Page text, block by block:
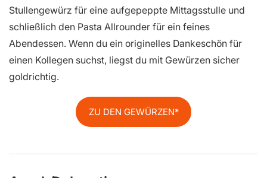
Stullengewürz für eine aufgepeppte Mittagsstulle und
schließlich den Pasta Allrounder für ein feines
Abendessen. Wenn du ein originelles Dankeschön für
einen Kollegen suchst, liegst du mit Gewürzen sicher
goldrichtig.
ZU DEN GEWÜRZEN